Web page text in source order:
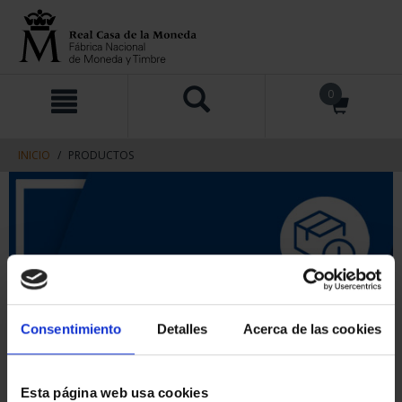
Consentimiento Detalles Acerca de las cookies
Esta página web usa cookies
contenido
navegacin
0
INICIO PRODUCTOS